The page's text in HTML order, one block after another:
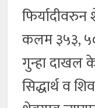
फिर्यादीवरुन
कलम ३५३,
गुन्हा दाखल
सिद्धार्थ व